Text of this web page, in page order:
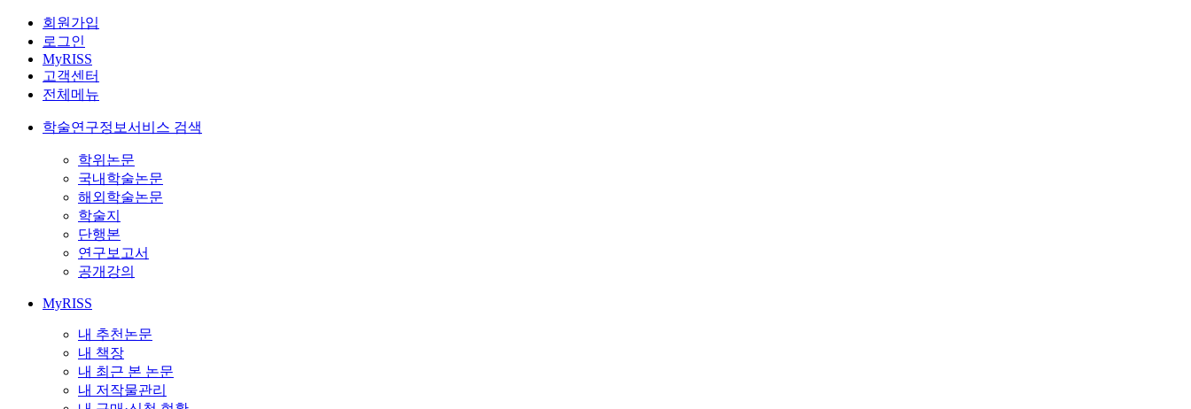
회원가입
로그인
MyRISS
고객센터
전체메뉴
학술연구정보서비스 검색
학위논문
국내학술논문
해외학술논문
학술지
단행본
연구보고서
공개강의
MyRISS
내 추천논문
내 책장
내 최근 본 논문
내 저작물관리